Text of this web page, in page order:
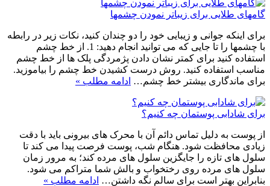
گامهای طلایی برای زیباتر نمودن چشمها
برای اینکه جوانی و زیبایی خود را دو چندان کنید، نکات زیر در رابطه
با چشمها را تا جایی که می توانید انجام دهید: 1. از خط چشم
استفاده کنید برای کمتر نشان دادن پژمردگی پلک ها از خط چشم
مناسب استفاده کنید. روش درست کشیدن خط چشم را بیاموزید.
برای ماندگاری بیشتر خط چشم… ادامه مطلب »
برای شادابی پوستمان چه کنیم؟
از پوست به دلیل تماس دائم آن با محرک های بیرونی باید با دقت
زیادی محافظت شود. هنگام شب، پوست فرصت پیدا می کند تا
سلول های تازه را جایگزین سلول های مرده کند؛ به مرور زمان
سلول های مرده روی رختخواب و بالش شما متراکم می شود.
بنابراین بهتر است برای سالم نگه داشتن… ادامه مطلب »